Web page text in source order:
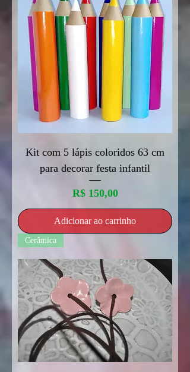
Kit com 5 lápis coloridos 63 cm
para decorar festa infantil
Preço
R$ 150,00
Adicionar ao carrinho
Cerâmica